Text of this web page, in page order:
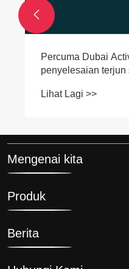
Meneroka
Sumber Global &
Lihat Lagi >>

Mengenai kita
Produk
Berita